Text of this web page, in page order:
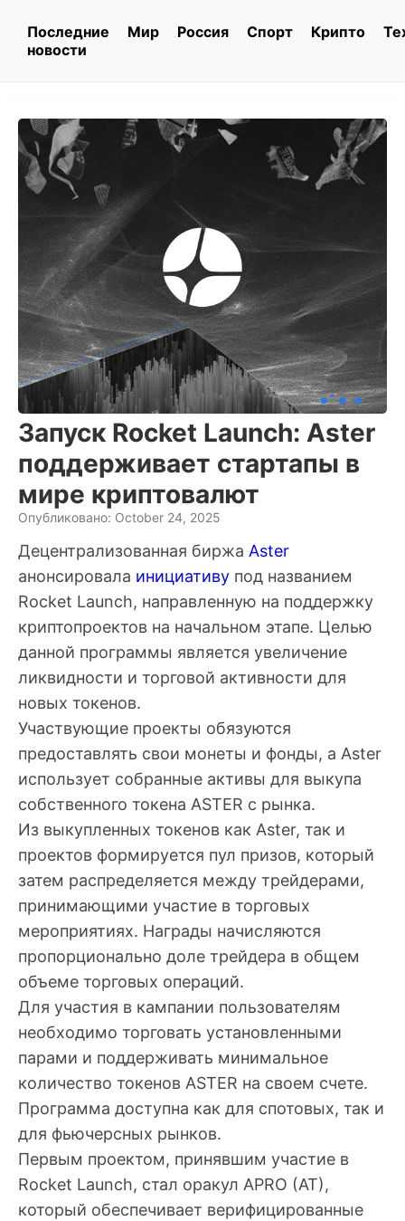
Последние
новости
Мир Россия Спорт Крипто
Запуск Rocket Launch: Aster
поддерживает стартапы в
мире криптовалют
Опубликовано: October 24, 2025
Децентрализованная биржа Aster
анонсировала инициативу под названием
Rocket Launch, направленную на поддержку
криптопроектов на начальном этапе. Целью
данной программы является увеличение
ликвидности и торговой активности для
новых токенов.
Участвующие проекты обязуются
предоставлять свои монеты и фонды, а Aster
использует собранные активы для выкупа
собственного токена ASTER с рынка.
Из выкупленных токенов как Aster, так и
проектов формируется пул призов, который
затем распределяется между трейдерами,
принимающими участие в торговых
мероприятиях. Награды начисляются
пропорционально доле трейдера в общем
объеме торговых операций.
Для участия в кампании пользователям
необходимо торговать установленными
парами и поддерживать минимальное
количество токенов ASTER на своем счете.
Программа доступна как для спотовых, так и
для фьючерсных рынков.
Первым проектом, принявшим участие в
Rocket Launch, стал оракул APRO (AT),
который обеспечивает верифицированные